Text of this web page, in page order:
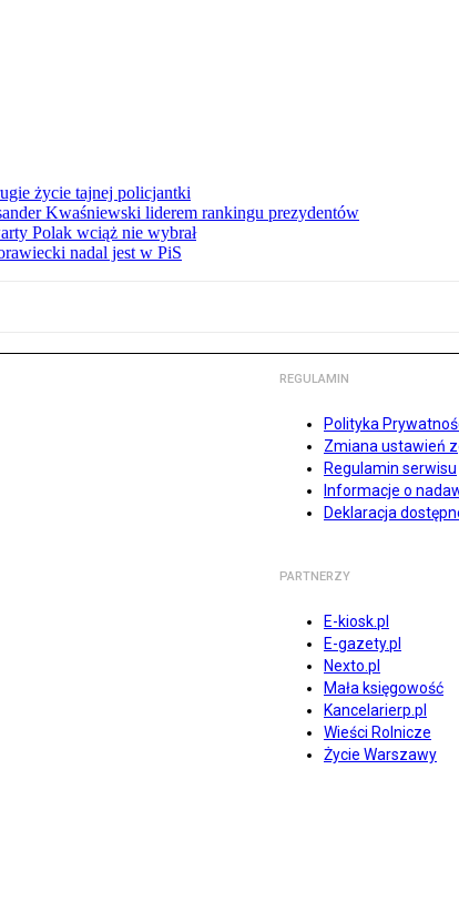
życie tajnej policjantki
Kwaśniewski liderem rankingu prezydentów
Polak wciąż nie wybrał
nadal jest w PiS
REGULAMIN
Polityka
Zmiana ustawień
Regulamin serwisu
Informacje o
Deklaracja
PARTNERZY
E-kiosk.pl
E-gazety.pl
Nexto.pl
Mała księgowość
Kancelarierp.pl
Wieści Rolnicze
Życie Warszawy